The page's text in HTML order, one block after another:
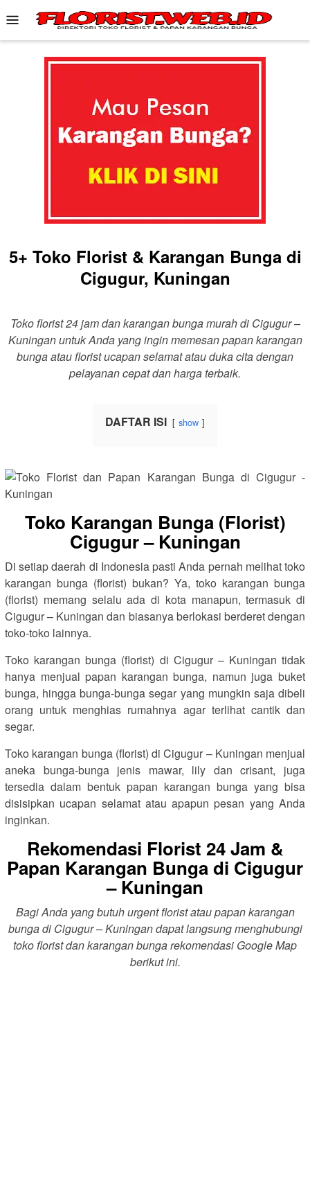
to
content
Mobile
Menu
5+ Toko Florist & Karangan Bunga di
Cigugur, Kuningan
Toko florist 24 jam dan karangan bunga murah di Cigugur –
Kuningan untuk Anda yang ingin memesan papan karangan
bunga atau florist ucapan selamat atau duka cita dengan
pelayanan cepat dan harga terbaik.
DAFTAR ISI show
Toko Karangan Bunga (Florist)
Cigugur – Kuningan
Di setiap daerah di Indonesia pasti Anda pernah melihat toko
karangan bunga (florist) bukan? Ya, toko karangan bunga
(florist) memang selalu ada di kota manapun, termasuk di
Cigugur – Kuningan dan biasanya berlokasi berderet dengan
toko-toko lainnya.
Toko karangan bunga (florist) di Cigugur – Kuningan tidak
hanya menjual papan karangan bunga, namun juga buket
bunga, hingga bunga-bunga segar yang mungkin saja dibeli
orang untuk menghias rumahnya agar terlihat cantik dan
segar.
Toko karangan bunga (florist) di Cigugur – Kuningan menjual
aneka bunga-bunga jenis mawar, lily dan crisant, juga
tersedia dalam bentuk papan karangan bunga yang bisa
disisipkan ucapan selamat atau apapun pesan yang Anda
inginkan.
Rekomendasi Florist 24 Jam &
Papan Karangan Bunga di Cigugur
– Kuningan
Bagi Anda yang butuh urgent florist atau papan karangan
bunga di Cigugur – Kuningan dapat langsung menghubungi
toko florist dan karangan bunga rekomendasi Google Map
berikut ini.